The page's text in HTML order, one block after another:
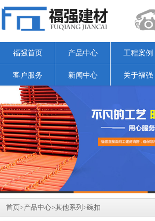
福强首页 产品中心 工程案例
客户服务 新闻中心 关于福强
首页 >产品中心>其他系列 >碗扣